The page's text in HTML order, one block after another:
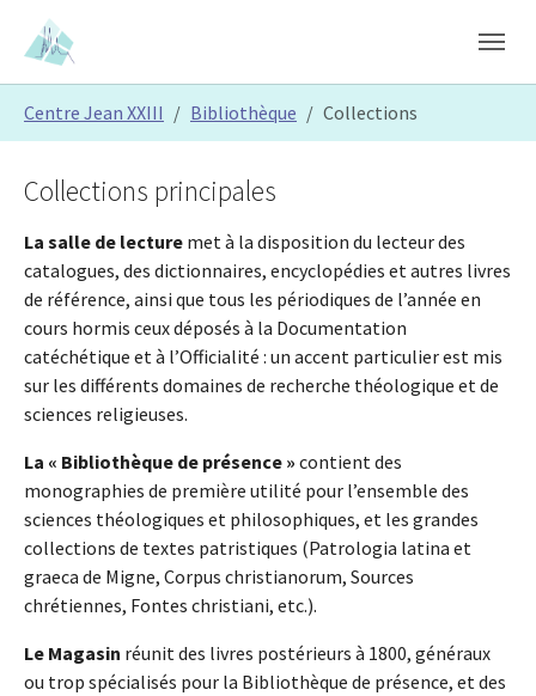
Skip to main content
Skip to page footer
Centre Jean XXIII Bibliothèque Collections
Collections principales
La salle de lecture met à la disposition du lecteur des
catalogues, des dictionnaires, encyclopédies et autres livres
de référence, ainsi que tous les périodiques de l’année en
cours hormis ceux déposés à la Documentation
catéchétique et à l’Officialité : un accent particulier est mis
sur les différents domaines de recherche théologique et de
sciences religieuses.
La « Bibliothèque de présence » contient des
monographies de première utilité pour l’ensemble des
sciences théologiques et philosophiques, et les grandes
collections de textes patristiques (Patrologia latina et
graeca de Migne, Corpus christianorum, Sources
chrétiennes, Fontes christiani, etc.).
Le Magasin réunit des livres postérieurs à 1800, généraux
ou trop spécialisés pour la Bibliothèque de présence, et des